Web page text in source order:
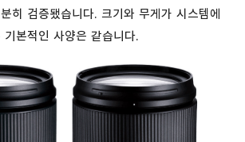
히 검증됐습니다. 크기와 무게가 시스템에
본적인 사양은 같습니다.